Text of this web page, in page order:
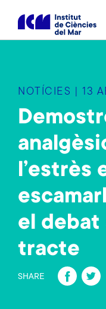
s
NOTÍCIES | 13
l’estrès
el debat
tracte
SHARE
Fa
ce